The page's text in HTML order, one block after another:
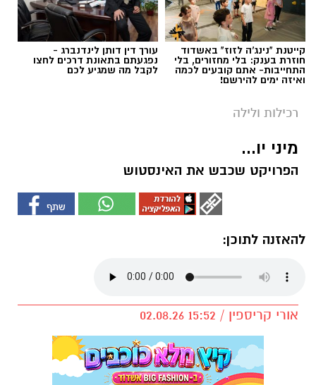
קייטנת "נינג'ה לזוז" באשדוד
חוזרת בענק: בלי מחזורים, בלי
התחייבות- אתם קובעים לכמה
ואיזה ימים להירשם!
עורך דין דותן לינדנברג -
נפגעתם בתאונת דרכים לחצו
לקבל מה שמגיע לכם
רכילות ולילה
מיני יו...
הפרויקט שכבש את האינסטוש
להאזנה לתוכן:
אורי קריספין / 15:52 02.08.26